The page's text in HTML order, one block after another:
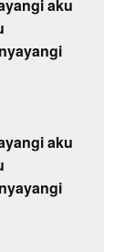
aku
aku